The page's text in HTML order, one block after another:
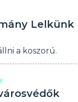
Lelkünk
a koszorú.